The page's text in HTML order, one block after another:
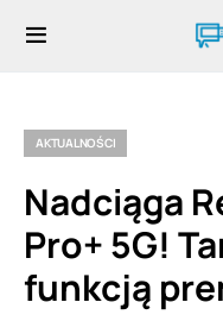
AKTUALNOŚCI
Nadciąga
Pro+ 5G!
funkcją